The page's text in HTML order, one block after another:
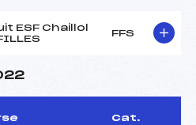
ESF Chaillol
FFS
Cat.